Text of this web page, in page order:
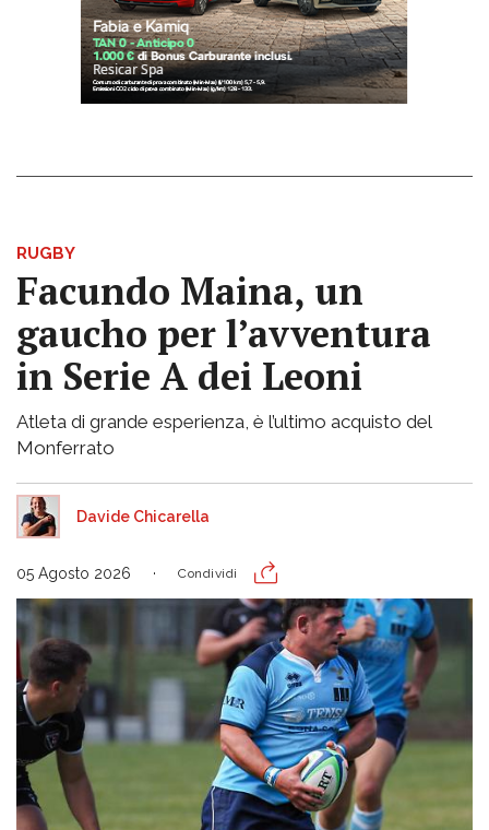
RUGBY
Facundo Maina, un
gaucho per l’avventura
in Serie A dei Leoni
Atleta di grande esperienza, è l’ultimo acquisto del
Monferrato
Davide Chicarella
05 Agosto 2026 Condividi